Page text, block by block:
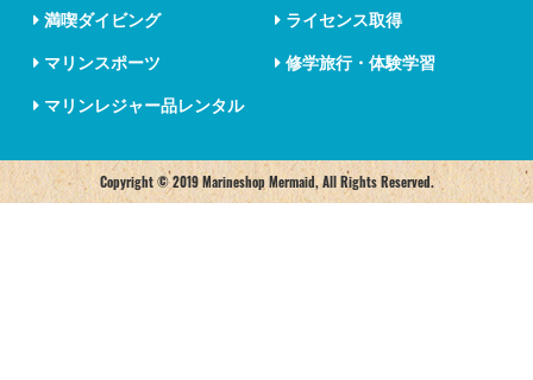
満喫ダイビング ライセンス取得
マリンスポーツ 修学旅行・体験学習
マリンレジャー品レンタル
Copyright © 2019 Marineshop Mermaid, All Rights Reserved.